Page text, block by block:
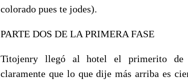
colorado pues te jodes).
PARTE DOS DE LA PRIMERA FASE
Titojenry llegó al hotel el primerito de
claramente que lo que dije más arriba es